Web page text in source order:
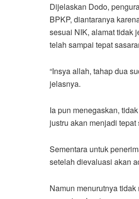
Dijelaskan Dodo,
BPKP, diantaranya
sesuai NIK, alamat tidak
telah sampai tepat
“Insya allah, tahap dua
jelasnya.
Ia pun menegaskan,
justru akan menjadi
Sementara untuk
setelah dievaluasi akan
Namun menurutnya